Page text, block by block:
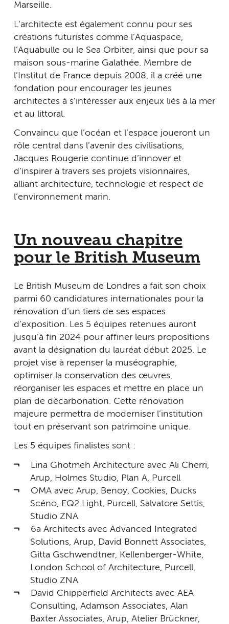
Marseille.
L’architecte est également connu pour ses
créations futuristes comme l’Aquaspace,
l’Aquabulle ou le Sea Orbiter, ainsi que pour sa
maison sous-marine Galathée. Membre de
l’Institut de France depuis 2008, il a créé une
fondation pour encourager les jeunes
architectes à s’intéresser aux enjeux liés à la mer
et au littoral.
Convaincu que l’océan et l’espace joueront un
rôle central dans l’avenir des civilisations,
Jacques Rougerie continue d’innover et
d’inspirer à travers ses projets visionnaires,
alliant architecture, technologie et respect de
l’environnement marin.
Un nouveau chapitre
pour le British Museum
Le British Museum de Londres a fait son choix
parmi 60 candidatures internationales pour la
rénovation d’un tiers de ses espaces
d’exposition. Les 5 équipes retenues auront
jusqu’à fin 2024 pour affiner leurs propositions
avant la désignation du lauréat début 2025. Le
projet vise à repenser la muséographie,
optimiser la conservation des œuvres,
réorganiser les espaces et mettre en place un
plan de décarbonation. Cette rénovation
majeure permettra de moderniser l’institution
tout en préservant son patrimoine unique.
Les 5 équipes finalistes sont :
Lina Ghotmeh Architecture avec Ali Cherri,
Arup, Holmes Studio, Plan A, Purcell
OMA avec Arup, Benoy, Cookies, Ducks
Scéno, EQ2 Light, Purcell, Salvatore Settis,
Studio ZNA
6a Architects avec Advanced Integrated
Solutions, Arup, David Bonnett Associates,
Gitta Gschwendtner, Kellenberger-White,
London School of Architecture, Purcell,
Studio ZNA
David Chipperfield Architects avec AEA
Consulting, Adamson Associates, Alan
Baxter Associates, Arup, Atelier Brückner,